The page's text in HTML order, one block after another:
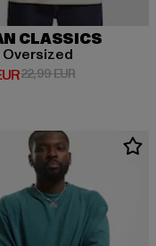
CLASSICS
Oversized
Preis: 15,99 EUR
22,99 EURAktionspreis: